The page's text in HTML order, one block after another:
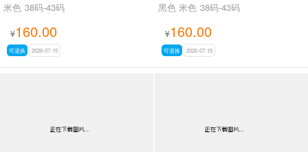
米色 38码-43码
¥160.00
可退换 2026-07-15
黑色 米色 38码-43码
¥160.00
可退换 2026-07-15